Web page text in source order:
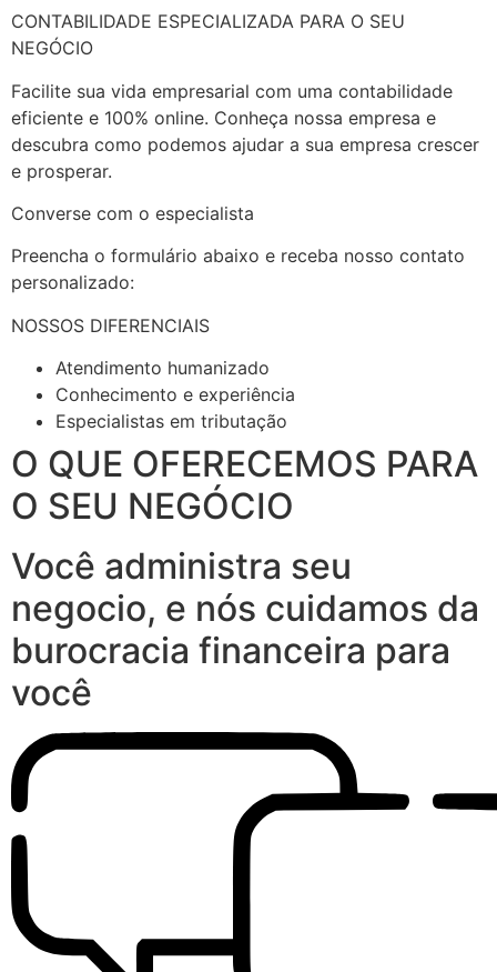
CONTABILIDADE ESPECIALIZADA PARA O SEU
NEGÓCIO
Facilite sua vida empresarial com uma contabilidade
eficiente e 100% online. Conheça nossa empresa e
descubra como podemos ajudar a sua empresa crescer
e prosperar.
Converse com o especialista
Preencha o formulário abaixo e receba nosso contato
personalizado:
NOSSOS DIFERENCIAIS
Atendimento humanizado
Conhecimento e experiência
Especialistas em tributação
O QUE OFERECEMOS PARA
O SEU NEGÓCIO
Você administra seu
negocio, e nós cuidamos da
burocracia financeira para
você